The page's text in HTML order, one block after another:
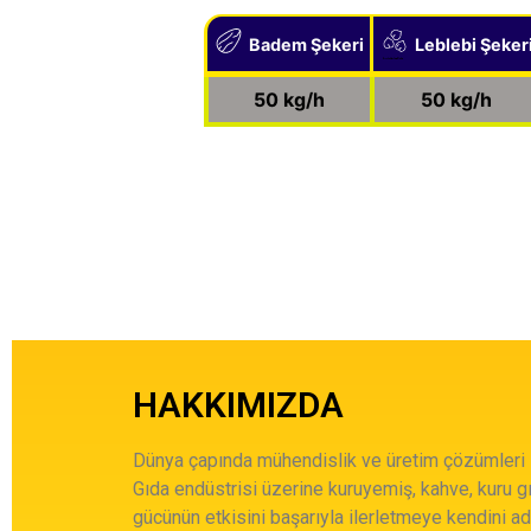
from the Noun Project
Badem Şekeri
Created by Lima Studio
from the Noun Project
Leblebi
50 kg/h 50 kg/h
HAKKIMIZDA
Dünya çapında mühendislik ve üretim çözümleri
Gıda endüstrisi üzerine kuruyemiş, kahve, kuru
gücünün etkisini başarıyla ilerletmeye kendini